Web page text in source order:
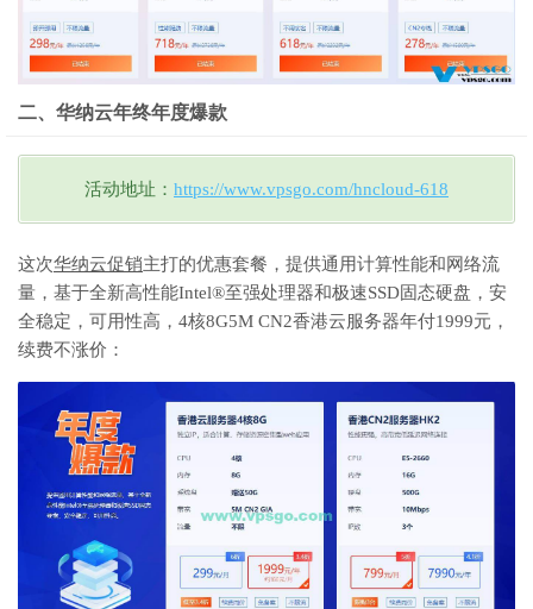
二、华纳云年终年度爆款
活动地址： https://www.vpsgo.com/hncloud-618
这次华纳云促销主打的优惠套餐，提供通用计算性能和网络流
量，基于全新高性能Intel®至强处理器和极速SSD固态硬盘，安
全稳定，可用性高，4核8G5M CN2香港云服务器年付1999元，
续费不涨价：